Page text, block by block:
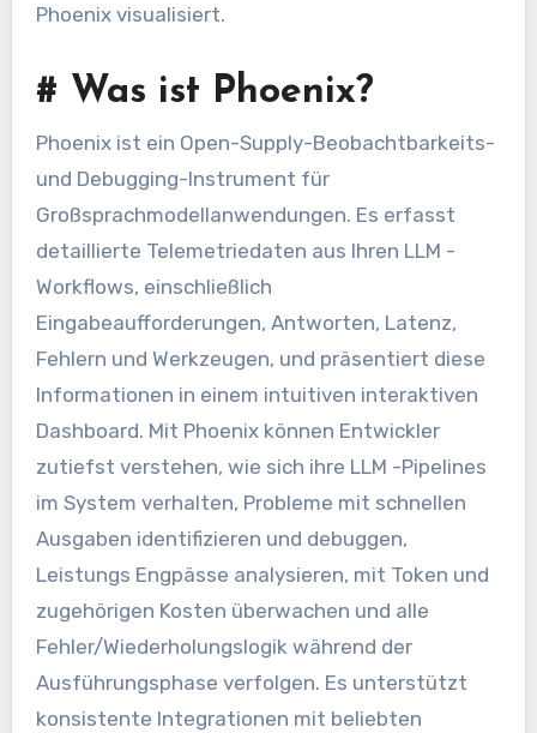
Phoenix visualisiert.
# Was ist Phoenix?
Phoenix ist ein Open-Supply-Beobachtbarkeits-
und Debugging-Instrument für
Großsprachmodellanwendungen. Es erfasst
detaillierte Telemetriedaten aus Ihren LLM -
Workflows, einschließlich
Eingabeaufforderungen, Antworten, Latenz,
Fehlern und Werkzeugen, und präsentiert diese
Informationen in einem intuitiven interaktiven
Dashboard. Mit Phoenix können Entwickler
zutiefst verstehen, wie sich ihre LLM -Pipelines
im System verhalten, Probleme mit schnellen
Ausgaben identifizieren und debuggen,
Leistungs Engpässe analysieren, mit Token und
zugehörigen Kosten überwachen und alle
Fehler/Wiederholungslogik während der
Ausführungsphase verfolgen. Es unterstützt
konsistente Integrationen mit beliebten